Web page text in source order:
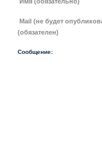
Mail (не будет
(обязателен)
Сообщение: